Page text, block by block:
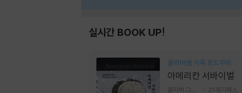
실시간 BOOK UP!
올리버쌤 가족 로드무비
아메리칸 서바이벌
21세기북스